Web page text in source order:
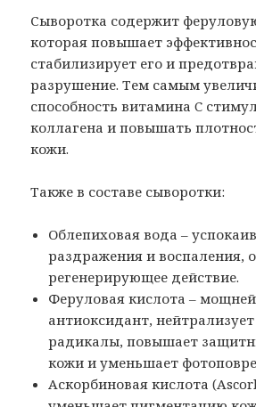
Сыворотка содержит
которая повышает
стабилизирует его и
разрушение. Тем самым
способность витамина C
коллагена и повышать
кожи.
Также в составе сыворотки:
Облепиховая вода –
раздражения и воспаления,
регенерирующее действие.
Феруловая кислота –
антиоксидант,
радикалы, повышает
кожи и уменьшает
Аскорбиновая кислота